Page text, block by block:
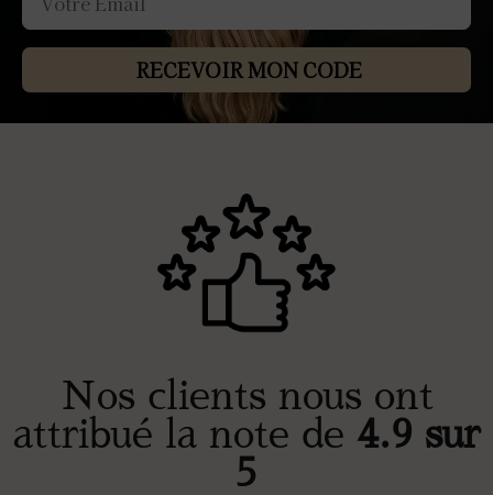
RECEVOIR MON CODE
Nos clients nous ont
attribué la note de 4.9 sur
5